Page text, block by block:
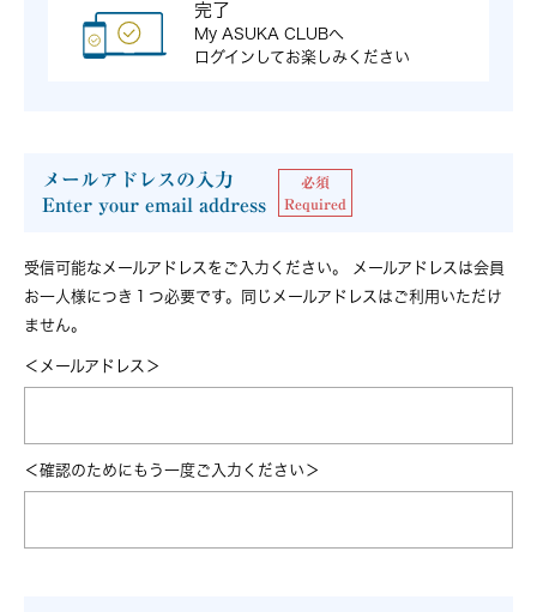
完了
My ASUKA CLUBへ
ログインしてお楽しみください
メールアドレスの入力
Enter your email address
必須
Required
受信可能なメールアドレスをご入力ください。
メールアドレスは会員
お一人様につき１つ必要です。同じメールアドレスはご利用いただけ
ません。
＜メールアドレス＞
＜確認のためにもう一度ご入力ください＞